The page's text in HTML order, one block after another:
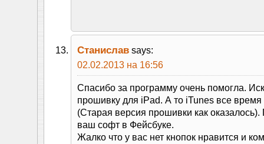
Станислав says:
02.02.2013 на 16:56
Спасибо за программу очень помогла.
прошивку для iPad. А то iTunes все
(Старая версия прошивки как
ваш софт в Фейсбуке.
Жалко что у вас нет кнопок нравится и